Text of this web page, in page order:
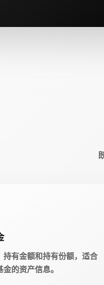
持有金额和持有份额，适合
的资产信息。